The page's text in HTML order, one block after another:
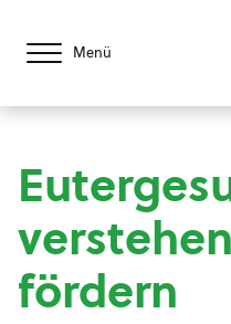
Menü
fördern